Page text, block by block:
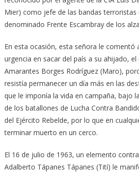
Mier) como jefe de las bandas terroristas
denominado Frente Escambray de los
En esta ocasión, esta señora le comentó
urgencia en sacar del país a su ahijado,
Amarantes Borges Rodríguez (Maro),
resistía permanecer un día más en las
que le imponía la vida en campaña, bajo
de los batallones de Lucha Contra
del Ejército Rebelde, por lo que en
terminar muerto en un cerco.
El 16 de julio de 1963, un elemento
Adalberto Tápanes Tápanes (Tití) le